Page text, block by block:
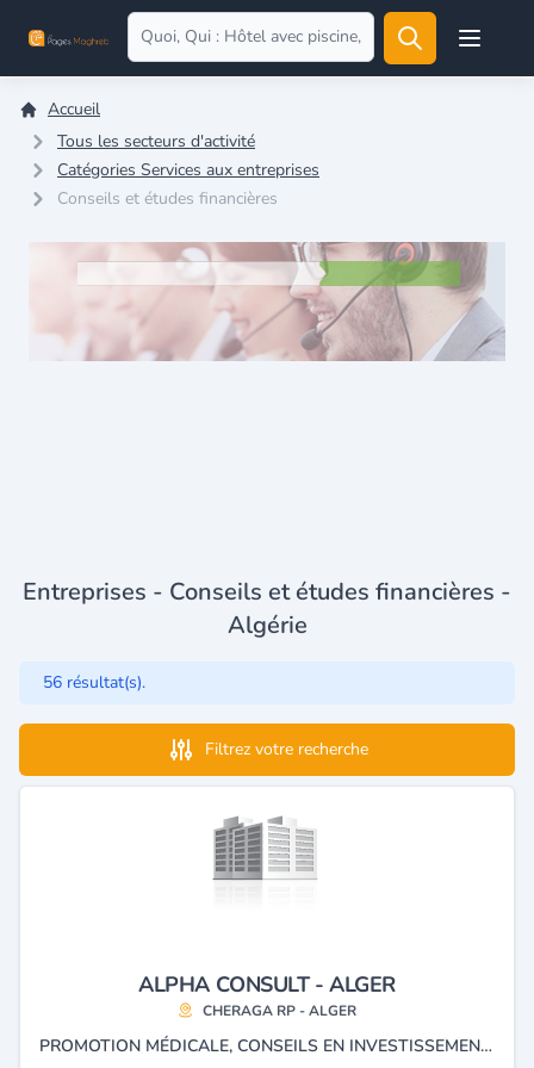
Open
Accueil
Tous les secteurs d'activité
Catégories Services aux entreprises
Conseils et études financières
Entreprises - Conseils et études financières -
Algérie
56 résultat(s).
Filtrez votre recherche
ALPHA CONSULT - ALGER
CHERAGA RP - ALGER
PROMOTION MÉDICALE, CONSEILS EN INVESTISSEMENT, ÉTUDES DE MARCHÉ, CONSEILS JURIDIQUES ET AGENCE DE COMMUNICATION.